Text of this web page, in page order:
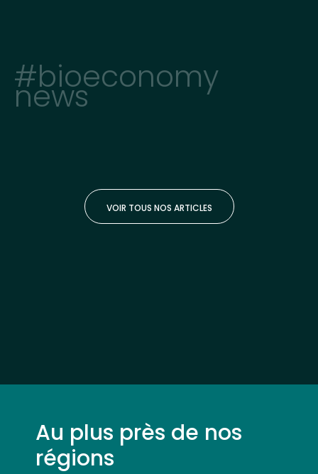
#bioeconomy
news
VOIR TOUS NOS ARTICLES
Au plus près de nos
régions